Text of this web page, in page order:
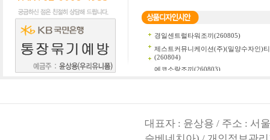
대표자 : 윤상용 / 주소 : 서